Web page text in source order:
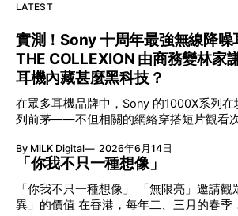
LATEST
實測！Sony 十周年最強無線降
THE COLLEXION 由商務變林家
耳機內藏甚麼黑科技？
在眾多耳機品牌中，Sony 的1000X系列在
列前茅——不但相關的網絡穿搭短片觀看
VGP 金獎，也是 Amazon 折扣日的大熱推
By MiLK Digital 2026年6月14日
「你我不只一種想像」
「你我不只一種想像」 「無限亮」邀請觀眾重新思考「差
異」的價值 在香港，每年二、三月的春季，一個名字低調但